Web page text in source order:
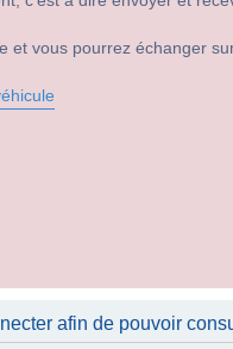
et vous pourrez échanger
afin de pouvoir